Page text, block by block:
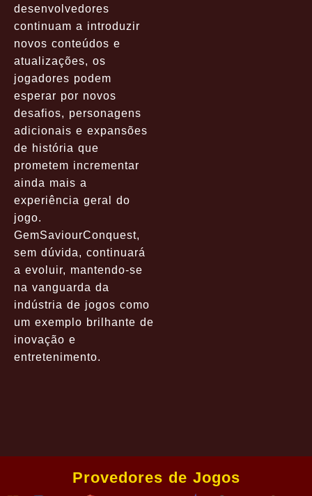
desenvolvedores
continuam a introduzir
novos conteúdos e
atualizações, os
jogadores podem
esperar por novos
desafios, personagens
adicionais e expansões
de história que
prometem incrementar
ainda mais a
experiência geral do
jogo.
GemSaviourConquest,
sem dúvida, continuará
a evoluir, mantendo-se
na vanguarda da
indústria de jogos como
um exemplo brilhante de
inovação e
entretenimento.
Provedores de Jogos